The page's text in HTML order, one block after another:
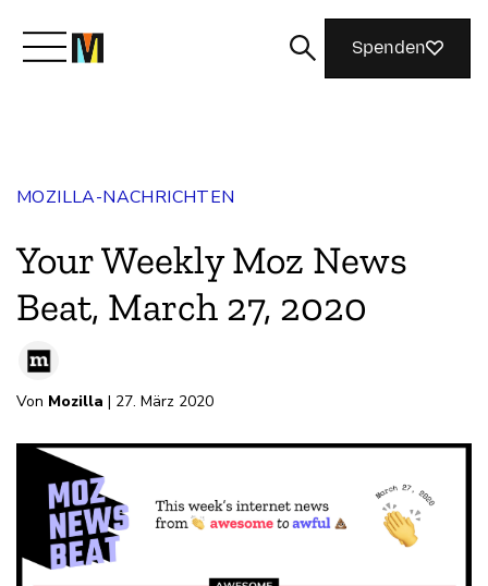
Machen Sie mit
Magazin
Spenden
MOZILLA-NACHRICHTEN
Your Weekly Moz News
Beat, March 27, 2020
Von Mozilla | 27. März 2020